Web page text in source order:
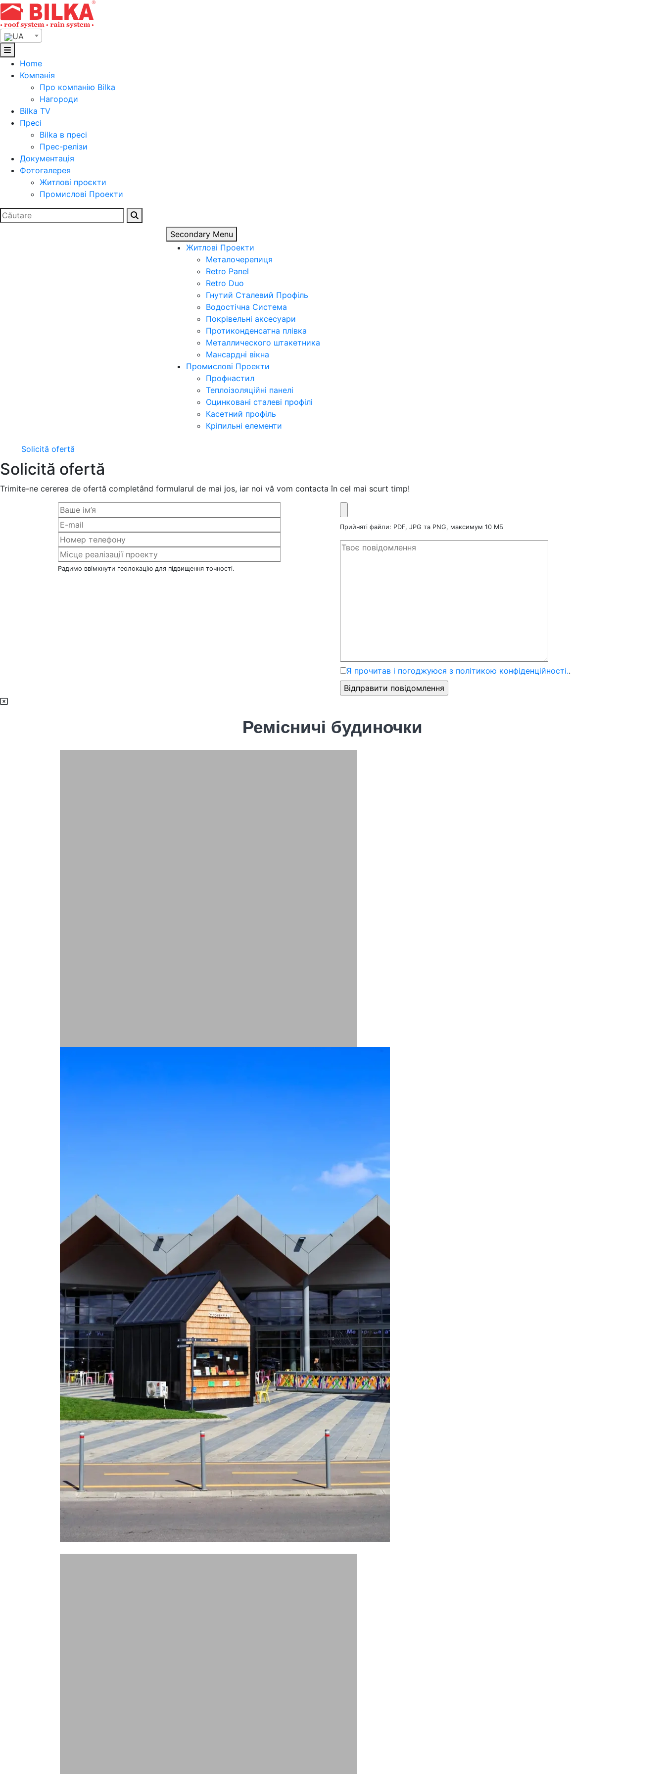
Skip
to
content
UA
Home
Компанія
Про компанію Bilka
Нагороди
Bilka TV
Пресі
Bilka в пресі
Прес-релізи
Документація
Фотогалерея
Житлові проєкти
Промислові Проекти
Search
for:
Secondary Menu
Житлові Проекти
Металочерепиця
Retro Panel
Retro Duo
Гнутий Сталевий Профіль
Водостічна Система
Покрівельні аксесуари
Протиконденсатна плівка
Металлического штакетника
Мансардні вікна
Промислові Проекти
Профнастил
Теплоізоляційні панелі
Оцинковані сталеві профілі
Касетний профіль
Кріпильні елементи
Solicită ofertă
Solicită ofertă
Trimite-ne cererea de ofertă completând formularul de mai jos, iar noi vă vom contacta în cel mai scurt timp!
Радимо ввімкнути геолокацію для підвищення точності.
Прийняті файли: PDF, JPG та PNG, максимум 10 МБ
Я прочитав і погоджуюся з політикою конфіденційності..
Ремісничі будиночки